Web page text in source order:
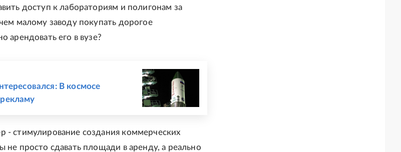
доступ к лабораториям и полигонам за
малому заводу покупать дорогое
арендовать его в вузе?
В космосе
стимулирование создания коммерческих
просто сдавать площади в аренду, а реально